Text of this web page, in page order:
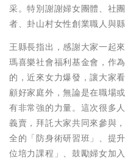
采。特別謝謝婦女團體、社
者、卦山村女性創業職人與
王縣長指出，感謝大家一起
瑪喜樂社會福利基金會，作
的，近來女力爆發，讓大家
顧好家庭外，無論是在職場
有非常強的力量。這次很多
義賣，拜託大家共同來參與
全的「防身術研習班」、提
位培力課程」、鼓勵婦女加